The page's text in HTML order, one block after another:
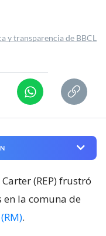
y transparencia de BBCL
(REP) frustró
en la comuna de
.